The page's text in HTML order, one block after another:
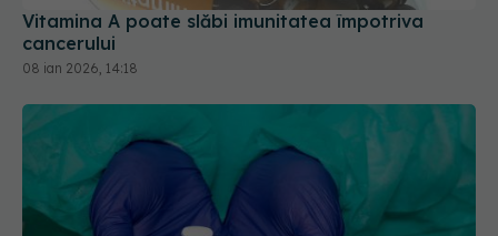
Vitamina A poate slăbi imunitatea împotriva
cancerului
08 ian 2026, 14:18